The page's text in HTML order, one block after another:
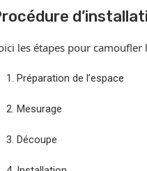
les étapes pour
Préparation de l’espace
Mesurage
Découpe